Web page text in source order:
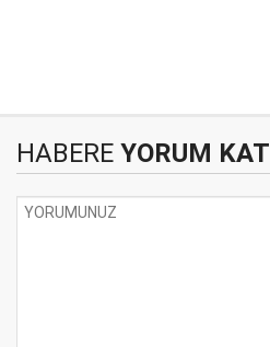
HABERE YORUM KAT